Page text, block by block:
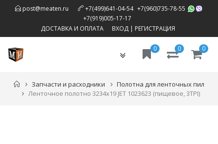
post@meaten.ru +7(499)641-04-54, +7(960)735-78-55
+7(919)005-17-17
ДОСТАВКА И ОПЛАТА
ВХОД| РЕГИСТРАЦИЯ
Toggle
0
0
0
Запчасти и расходники
Полотна для ленточных пил
Ленточное полотно 3234х19 JET 1023623 (пищевое, 3TPI)